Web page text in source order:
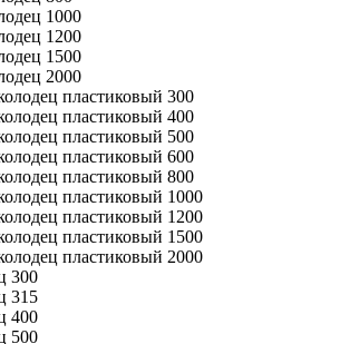
1000
1200
1500
2000
пластиковый 300
пластиковый 400
пластиковый 500
пластиковый 600
пластиковый 800
пластиковый 1000
пластиковый 1200
пластиковый 1500
пластиковый 2000
300
315
400
500